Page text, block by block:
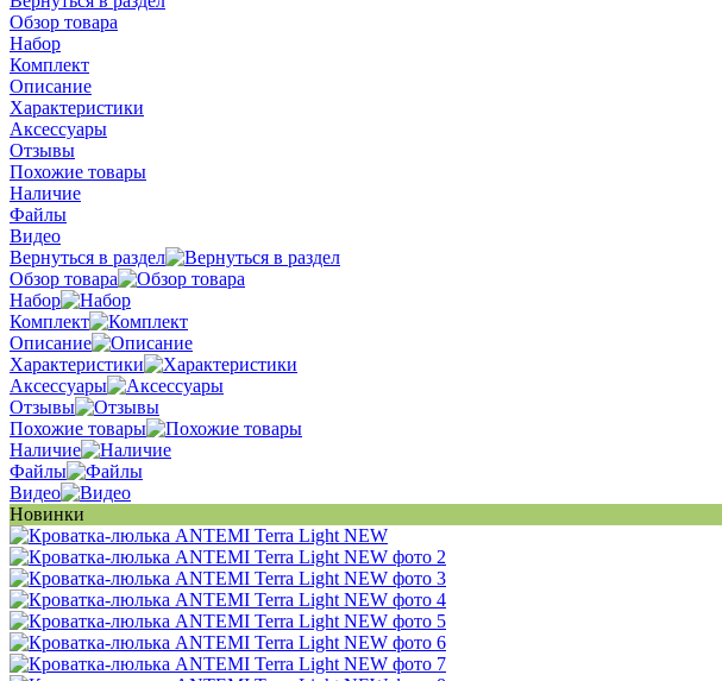
Обзор товара
Набор
Комплект
Описание
Характеристики
Аксессуары
Отзывы
Похожие товары
Наличие
Файлы
Видео
Вернуться в раздел
Обзор товара
Набор
Комплект
Описание
Характеристики
Аксессуары
Отзывы
Похожие товары
Наличие
Файлы
Видео
Новинки